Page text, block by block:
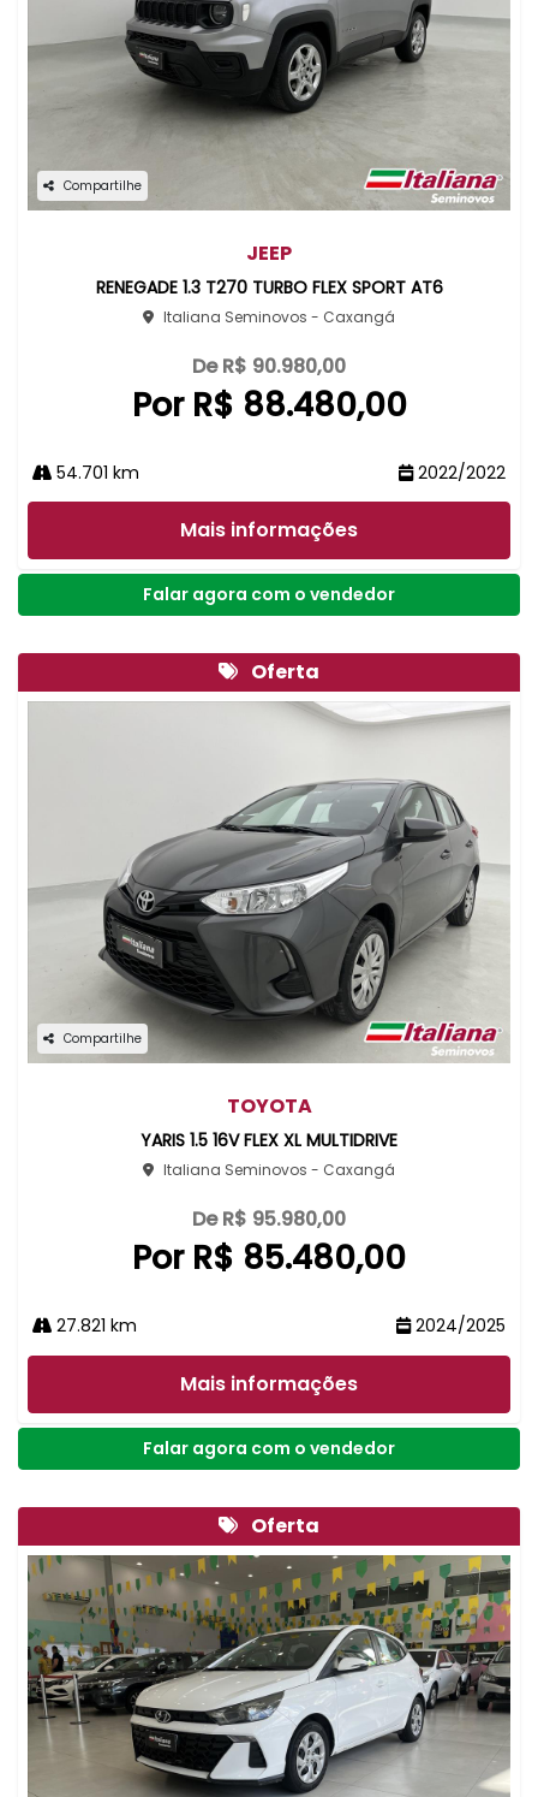
Compartilhe
JEEP
RENEGADE 1.3 T270 TURBO FLEX SPORT AT6
Italiana Seminovos - Caxangá
De R$ 90.980,00
Por R$ 88.480,00
54.701 km 2022/2022
Mais informações
Falar agora com o vendedor
Oferta
Compartilhe
TOYOTA
YARIS 1.5 16V FLEX XL MULTIDRIVE
Italiana Seminovos - Caxangá
De R$ 95.980,00
Por R$ 85.480,00
27.821 km 2024/2025
Mais informações
Falar agora com o vendedor
Oferta